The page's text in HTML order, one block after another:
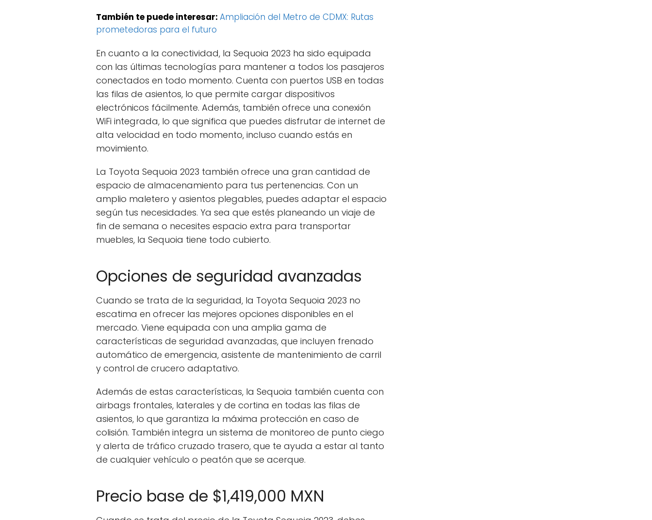
También te puede interesar: Ampliación del Metro de CDMX: Rutas
prometedoras para el futuro
En cuanto a la conectividad, la Sequoia 2023 ha sido equipada
con las últimas tecnologías para mantener a todos los pasajeros
conectados en todo momento. Cuenta con puertos USB en todas
las filas de asientos, lo que permite cargar dispositivos
electrónicos fácilmente. Además, también ofrece una conexión
WiFi integrada, lo que significa que puedes disfrutar de internet de
alta velocidad en todo momento, incluso cuando estás en
movimiento.
La Toyota Sequoia 2023 también ofrece una gran cantidad de
espacio de almacenamiento para tus pertenencias. Con un
amplio maletero y asientos plegables, puedes adaptar el espacio
según tus necesidades. Ya sea que estés planeando un viaje de
fin de semana o necesites espacio extra para transportar
muebles, la Sequoia tiene todo cubierto.
Opciones de seguridad avanzadas
Cuando se trata de la seguridad, la Toyota Sequoia 2023 no
escatima en ofrecer las mejores opciones disponibles en el
mercado. Viene equipada con una amplia gama de
características de seguridad avanzadas, que incluyen frenado
automático de emergencia, asistente de mantenimiento de carril
y control de crucero adaptativo.
Además de estas características, la Sequoia también cuenta con
airbags frontales, laterales y de cortina en todas las filas de
asientos, lo que garantiza la máxima protección en caso de
colisión. También integra un sistema de monitoreo de punto ciego
y alerta de tráfico cruzado trasero, que te ayuda a estar al tanto
de cualquier vehículo o peatón que se acerque.
Precio base de $1,419,000 MXN